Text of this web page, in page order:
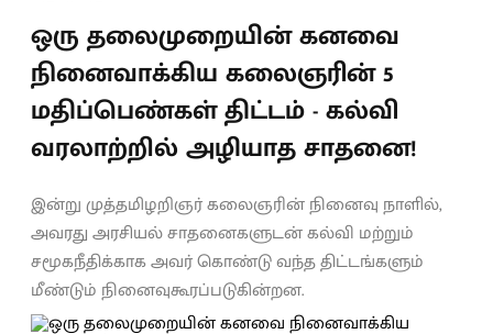
ஒரு தலைமுறையின் கனவை
நினைவாக்கிய கலைஞரின் 5
மதிப்பெண்கள் திட்டம் - கல்வி
வரலாற்றில் அழியாத சாதனை!
இன்று முத்தமிழறிஞர் கலைஞரின் நினைவு நாளில்,
அவரது அரசியல் சாதனைகளுடன் கல்வி மற்றும்
சமூகநீதிக்காக அவர் கொண்டு வந்த திட்டங்களும்
மீண்டும் நினைவுகூரப்படுகின்றன.